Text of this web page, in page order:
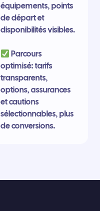
équipements, points
de départ et
disponibilités visibles.
Parcours
optimisé: tarifs
transparents,
options, assurances
et cautions
sélectionnables, plus
de conversions.